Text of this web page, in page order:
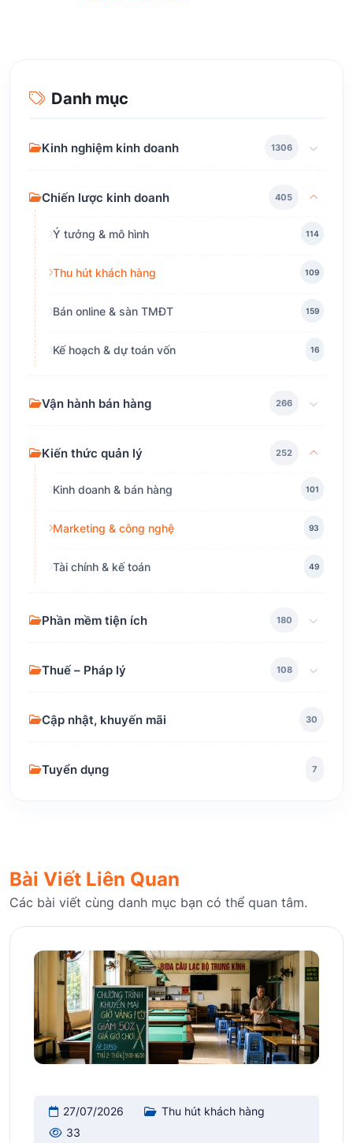
Danh mục
Kinh nghiệm kinh doanh 1306
Chiến lược kinh doanh 405
Ý tưởng & mô hình 114
Thu hút khách hàng 109
Bán online & sàn TMĐT 159
Kế hoạch & dự toán vốn 16
Vận hành bán hàng 266
Kiến thức quản lý 252
Kinh doanh & bán hàng 101
Marketing & công nghệ 93
Tài chính & kế toán 49
Phần mềm tiện ích 180
Thuế – Pháp lý 108
Cập nhật, khuyến mãi 30
Tuyển dụng 7
Bài Viết Liên Quan
Các bài viết cùng danh mục bạn có thể quan tâm.
27/07/2026
Thu hút khách hàng
33